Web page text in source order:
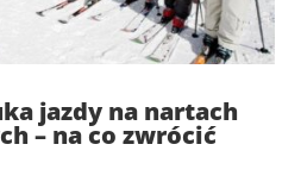
jazdy na nartach
– na co zwrócić